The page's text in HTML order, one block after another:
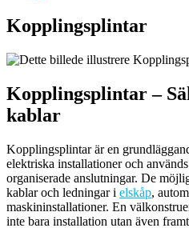
Kopplingsplintar
Kopplingsplintar –
kablar
Kopplingsplintar är en
elektriska installationer och
organiserade anslutningar. De
kablar och ledningar i elskåp,
maskininstallationer. En
inte bara installation utan även